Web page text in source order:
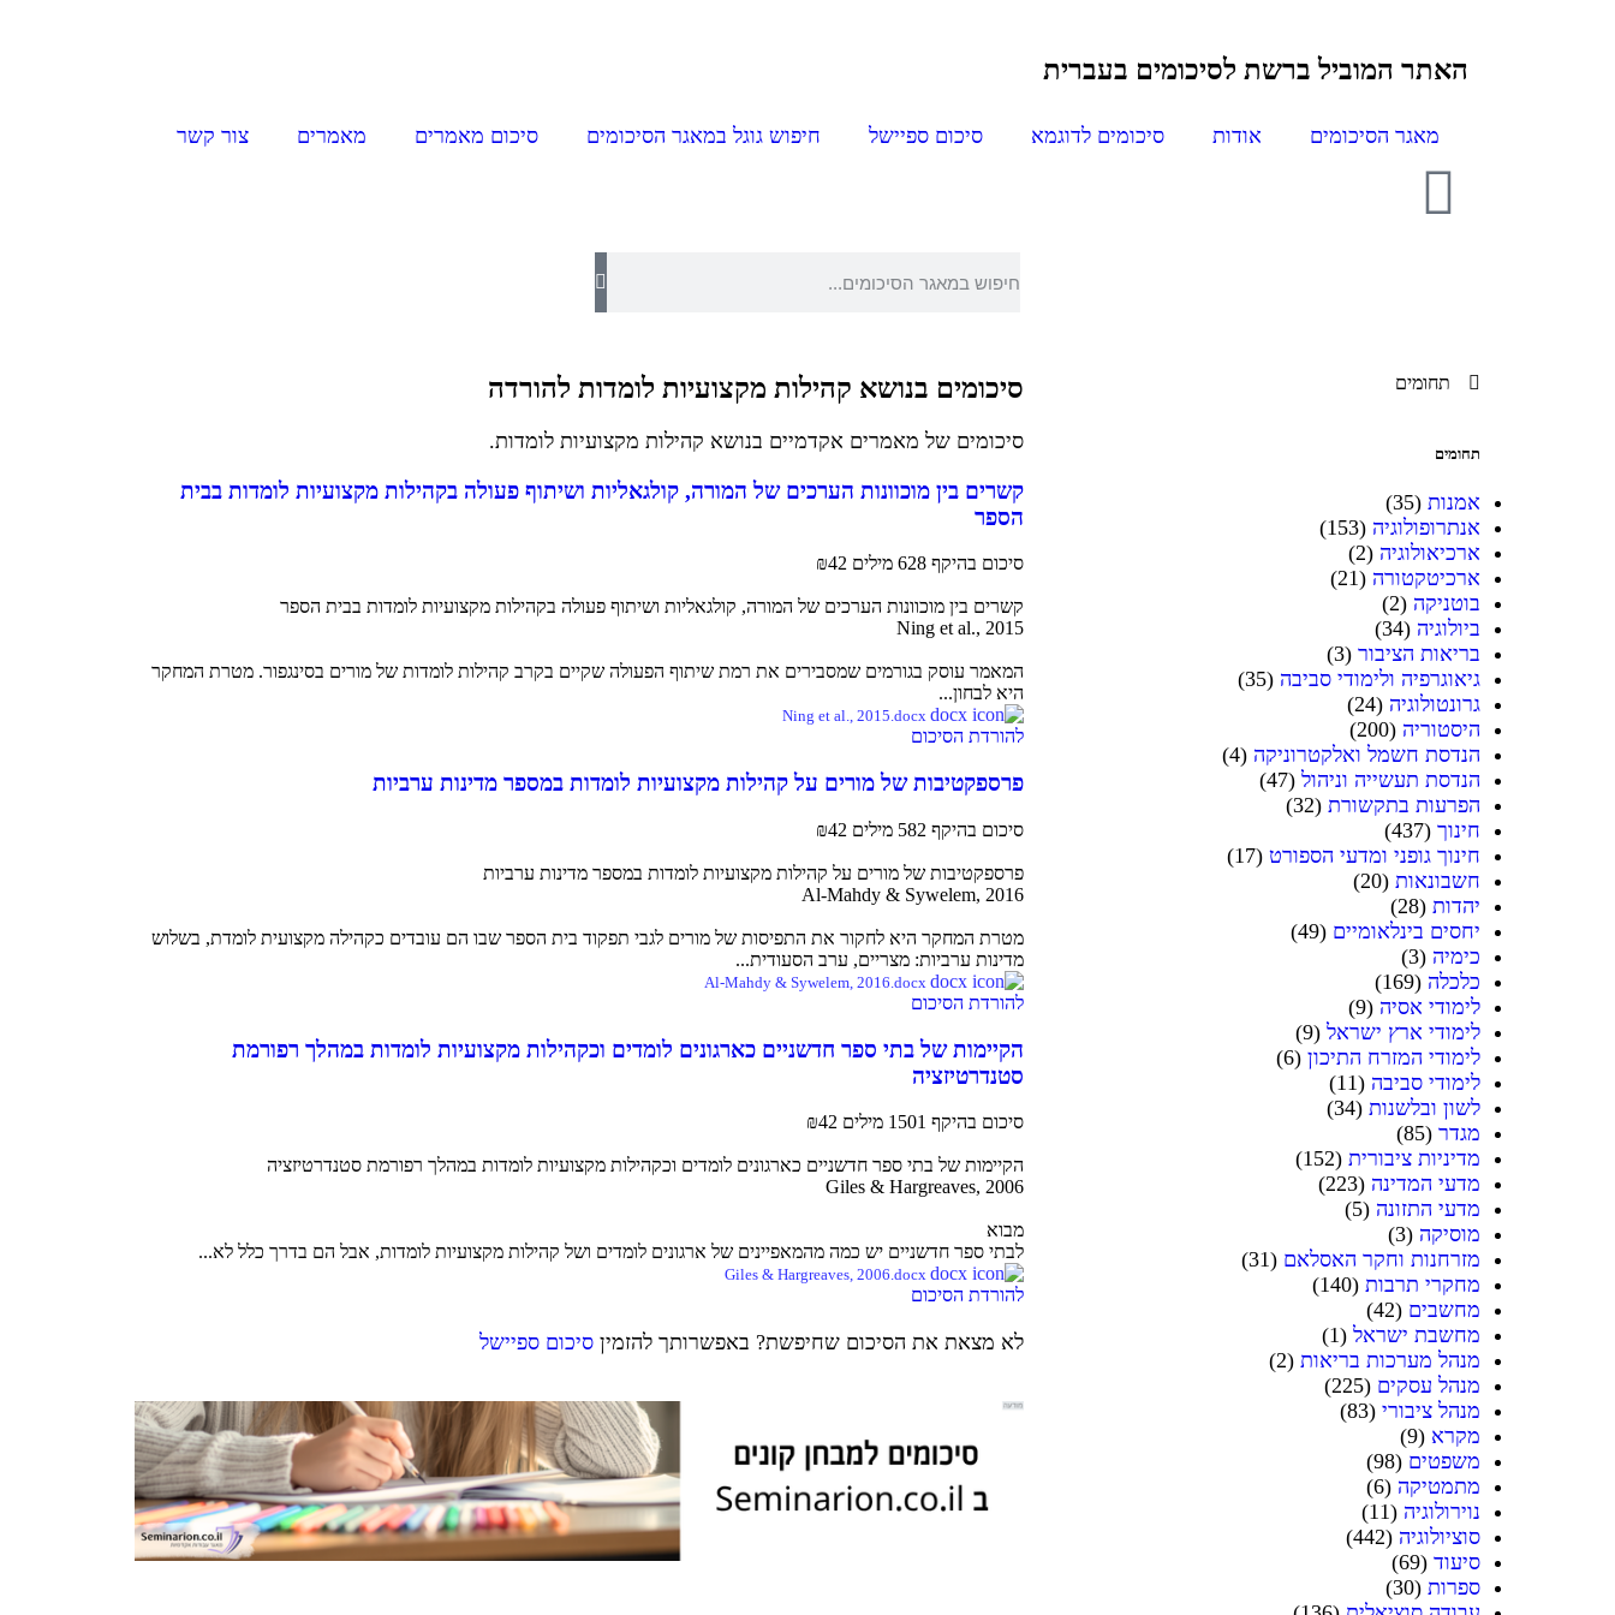
האתר המוביל ברשת לסיכומים בעברית
מאגר הסיכומים אודות סיכומים לדוגמא סיכום ספיישל חיפוש גוגל במאגר הסיכומים סיכום מאמרים מאמרים צור קשר
תחומים
תחומים
אמנות (35)
אנתרופולוגיה (153)
ארכיאולוגיה (2)
ארכיטקטורה (21)
בוטניקה (2)
ביולוגיה (34)
בריאות הציבור (3)
גיאוגרפיה ולימודי סביבה (35)
גרונטולוגיה (24)
היסטוריה (200)
הנדסת חשמל ואלקטרוניקה (4)
הנדסת תעשייה וניהול (47)
הפרעות בתקשורת (32)
חינוך (437)
חינוך גופני ומדעי הספורט (17)
חשבונאות (20)
יהדות (28)
יחסים בינלאומיים (49)
כימיה (3)
כלכלה (169)
לימודי אסיה (9)
לימודי ארץ ישראל (9)
לימודי המזרח התיכון (6)
לימודי סביבה (11)
לשון ובלשנות (34)
מגדר (85)
מדיניות ציבורית (152)
מדעי המדינה (223)
מדעי התזונה (5)
מוסיקה (3)
מזרחנות וחקר האסלאם (31)
מחקרי תרבות (140)
מחשבים (42)
מחשבת ישראל (1)
מנהל מערכות בריאות (2)
מנהל עסקים (225)
מנהל ציבורי (83)
מקרא (9)
משפטים (98)
מתמטיקה (6)
נוירולוגיה (11)
סוציולוגיה (442)
סיעוד (69)
ספרות (30)
סיכומים בנושא קהילות מקצועיות לומדות להורדה
סיכומים של מאמרים אקדמיים בנושא קהילות מקצועיות לומדות.
קשרים בין מוכוונות הערכים של המורה, קולגאליות ושיתוף פעולה בקהילות מקצועיות לומדות בבית
הספר
סיכום בהיקף 628 מילים ₪42
קשרים בין מוכוונות הערכים של המורה, קולגאליות ושיתוף פעולה בקהילות מקצועיות לומדות בבית הספר
Ning et al., 2015
המאמר עוסק בגורמים שמסבירים את רמת שיתוף הפעולה שקיים בקרב קהילות לומדות של מורים בסינגפור. מטרת המחקר
היא לבחון...
Ning et al., 2015.docx
להורדת הסיכום
פרספקטיבות של מורים על קהילות מקצועיות לומדות במספר מדינות ערביות
סיכום בהיקף 582 מילים ₪42
פרספקטיבות של מורים על קהילות מקצועיות לומדות במספר מדינות ערביות
Al-Mahdy & Sywelem, 2016
מטרת המחקר היא לחקור את התפיסות של מורים לגבי תפקוד בית הספר שבו הם עובדים כקהילה מקצועית לומדת, בשלוש
מדינות ערביות: מצריים, ערב הסעודית...
Al-Mahdy & Sywelem, 2016.docx
להורדת הסיכום
הקיימות של בתי ספר חדשניים כארגונים לומדים וכקהילות מקצועיות לומדות במהלך רפורמת
סטנדרטיזציה
סיכום בהיקף 1501 מילים ₪42
הקיימות של בתי ספר חדשניים כארגונים לומדים וכקהילות מקצועיות לומדות במהלך רפורמת סטנדרטיזציה
Giles & Hargreaves, 2006
מבוא
לבתי ספר חדשניים יש כמה מהמאפיינים של ארגונים לומדים ושל קהילות מקצועיות לומדות, אבל הם בדרך כלל לא...
Giles & Hargreaves, 2006.docx
להורדת הסיכום
לא מצאת את הסיכום שחיפשת? באפשרותך להזמין סיכום ספיישל